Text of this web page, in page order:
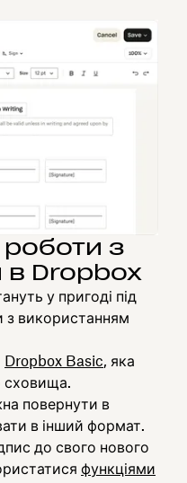
з
в Dropbox
у пригоді під
з використанням
Dropbox Basic, яка
сховища.
повернути в
в інший формат.
до свого нового
функціями